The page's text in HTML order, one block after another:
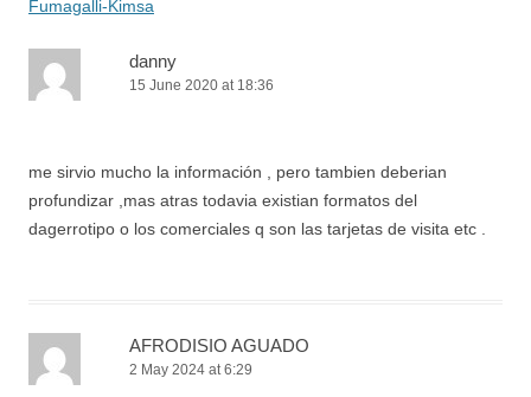
Fumagalli-Kimsa
danny
15 June 2020 at 18:36
me sirvio mucho la información , pero tambien deberian
profundizar ,mas atras todavia existian formatos del
dagerrotipo o los comerciales q son las tarjetas de visita etc .
AFRODISIO AGUADO
2 May 2024 at 6:29